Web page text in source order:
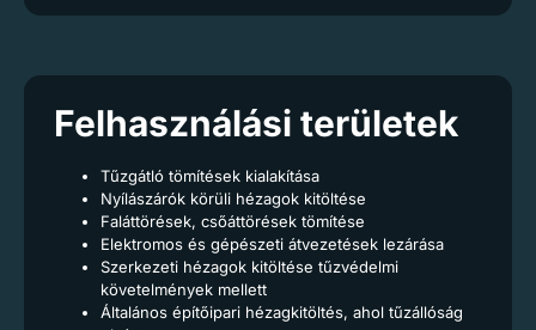
Felhasználási területek
Tűzgátló tömítések kialakítása
Nyílászárók körüli hézagok kitöltése
Faláttörések, csőáttörések tömítése
Elektromos és gépészeti átvezetések lezárása
Szerkezeti hézagok kitöltése tűzvédelmi
követelmények mellett
Általános építőipari hézagkitöltés, ahol tűzállóság